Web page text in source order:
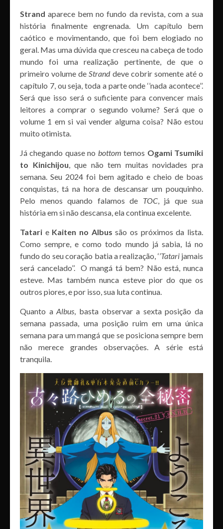
Strandaparece bem no fundo da revista, com a sua
história finalmente engrenada. Um capítulo bem
caótico e movimentando, que foi bem elogiado no
geral. Mas uma dúvida que cresceu na cabeça de todo
mundo foi uma realização pertinente, de que o
primeiro volume deStranddeve cobrir somente até o
capítulo 7, ou seja, toda a parte onde ‘’nada acontece’’.
Será que isso será o suficiente para convencer mais
leitores a comprar o segundo volume? Será que o
volume 1 em si vai vender alguma coisa? Não estou
muito otimista.
Já chegando quase no bottom temos Ogami Tsumiki
to Kinichijou, que não tem muitas novidades pra
semana. Seu 2024 foi bem agitado e cheio de boas
conquistas, tá na hora de descansar um pouquinho.
Pelo menos quando falamos de TOC, já que sua
história em si não descansa, ela continua excelente.
Tatari eKaiten no Albus são os próximos da lista.
Como sempre, e como todo mundo já sabia, lá no
fundo do seu coração batia a realização, ‘’Tatari jamais
será cancelado’’. O mangá tá bem? Não está, nunca
esteve. Mas também nunca esteve pior do que os
outros piores, e por isso, sua luta continua.
Quanto aAlbus, basta observar a sexta posição da
semana passada, uma posição ruim em uma única
semana para um mangá que se posiciona sempre bem
não merece grandes observações. A série está
tranquila.